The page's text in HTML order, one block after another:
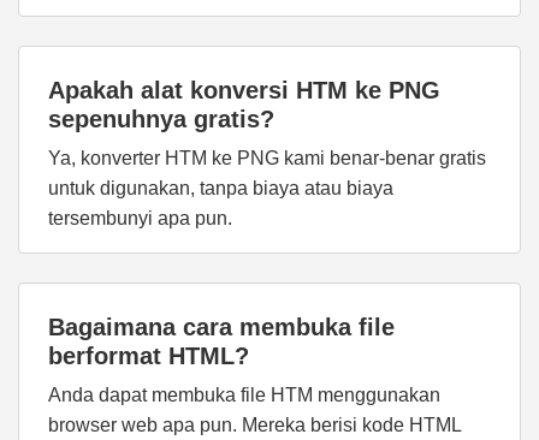
Apakah alat konversi HTM ke PNG
sepenuhnya gratis?
Ya, konverter HTM ke PNG kami benar-benar gratis
untuk digunakan, tanpa biaya atau biaya
tersembunyi apa pun.
Bagaimana cara membuka file
berformat HTML?
Anda dapat membuka file HTM menggunakan
browser web apa pun. Mereka berisi kode HTML